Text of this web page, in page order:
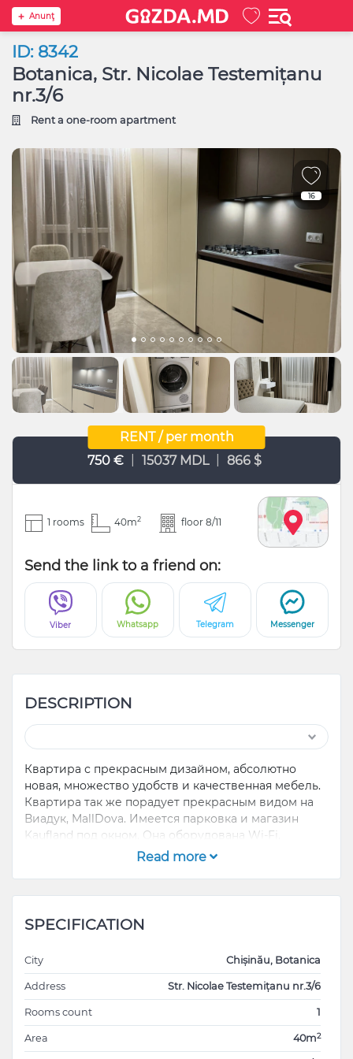
Anunţ
ID: 8342
Botanica, Str. Nicolae Testemițanu
nr.3/6
Rent a one-room apartment
16
RENT / per month
750 €
15037 MDL 866 $
1 rooms 40m2 floor 8/11
Send the link to a friend on:
Viber Whatsapp Telegram Messenger
DESCRIPTION
Квартира с прекрасным дизайном, абсолютно
новая, множество удобств и качественная мебель.
Квартира так же порадует прекрасным видом на
Виадук, MallDova. Имеется парковка и магазин
Kaufland под окном. Она оборудована Wi-Fi,
кондиционер, стиральная машина, сушильная
коридор, кухня и ванная комната. Квартира в
ожидании ответственного хозяина, звоните или
Read more
SPECIFICATION
City Chișinău, Botanica
Address Str. Nicolae Testemițanu nr.3/6
Rooms count 1
Area 40m2